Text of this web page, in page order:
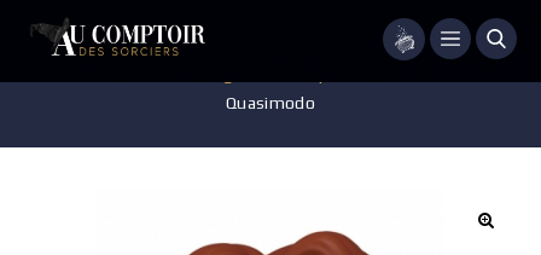
Menu
Quasimodo